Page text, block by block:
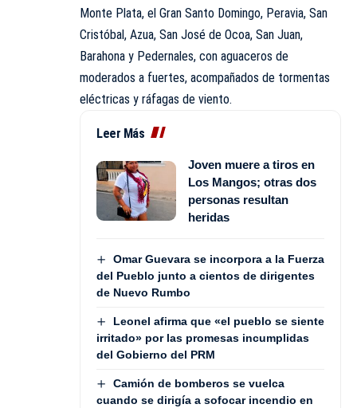
Monte Plata, el Gran Santo Domingo, Peravia, San
Cristóbal, Azua, San José de Ocoa, San Juan,
Barahona y Pedernales, con aguaceros de
moderados a fuertes, acompañados de tormentas
eléctricas y ráfagas de viento.
Leer Más
Joven muere a tiros en
Los Mangos; otras dos
personas resultan
heridas
Omar Guevara se incorpora a la Fuerza
del Pueblo junto a cientos de dirigentes
de Nuevo Rumbo
Leonel afirma que «el pueblo se siente
irritado» por las promesas incumplidas
del Gobierno del PRM
Camión de bomberos se vuelca
cuando se dirigía a sofocar incendio en